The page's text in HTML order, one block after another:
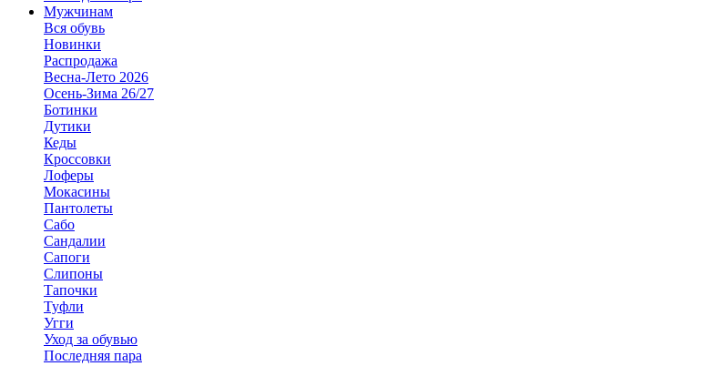
Мужчинам
Вся обувь
Новинки
Распродажа
Весна-Лето 2026
Осень-Зима 26/27
Ботинки
Дутики
Кеды
Кроссовки
Лоферы
Мокасины
Пантолеты
Сабо
Сандалии
Сапоги
Слипоны
Тапочки
Туфли
Угги
Уход за обувью
Последняя пара